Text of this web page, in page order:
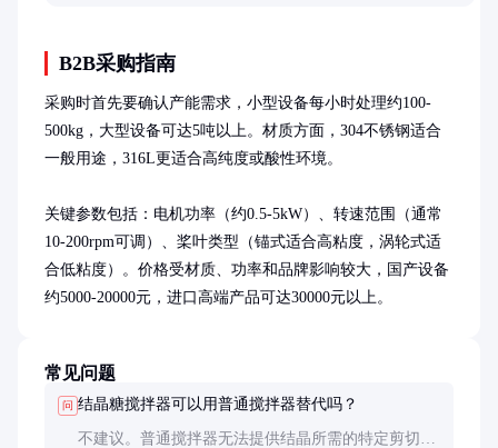
B2B采购指南
采购时首先要确认产能需求，小型设备每小时处理约100-
500kg，大型设备可达5吨以上。材质方面，304不锈钢适合
一般用途，316L更适合高纯度或酸性环境。
关键参数包括：电机功率（约0.5-5kW）、转速范围（通常
10-200rpm可调）、桨叶类型（锚式适合高粘度，涡轮式适
合低粘度）。价格受材质、功率和品牌影响较大，国产设备
约5000-20000元，进口高端产品可达30000元以上。
常见问题
问 结晶糖搅拌器可以用普通搅拌器替代吗？
不建议。普通搅拌器无法提供结晶所需的特定剪切力